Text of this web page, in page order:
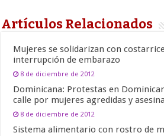
Artículos Relacionados
Mujeres se solidarizan con
interrupción de embarazo
8 de diciembre de 2012
Dominicana: Protestas en
calle por mujeres agredidas y
8 de diciembre de 2012
Sistema alimentario con rostro de